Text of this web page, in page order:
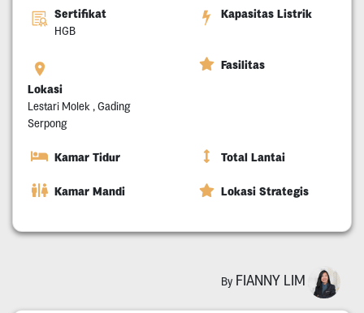
Sertifikat
HGB
Kapasitas Listrik
Lokasi
Lestari Molek , Gading
Serpong
Fasilitas
Kamar Tidur Total Lantai
Kamar Mandi Lokasi Strategis
By FIANNY LIM